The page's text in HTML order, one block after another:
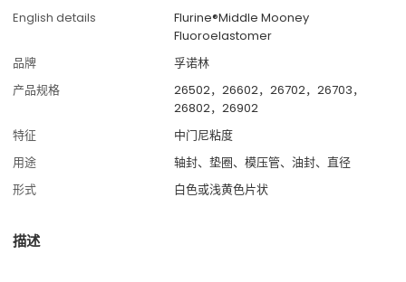
English details
Flurine®Middle Mooney
Fluoroelastomer
品牌
孚诺林
产品规格
26502，26602，26702，26703，
26802，26902
特征
中门尼粘度
用途
轴封、垫圈、模压管、油封、直径
形式
白色或浅黄色片状
描述